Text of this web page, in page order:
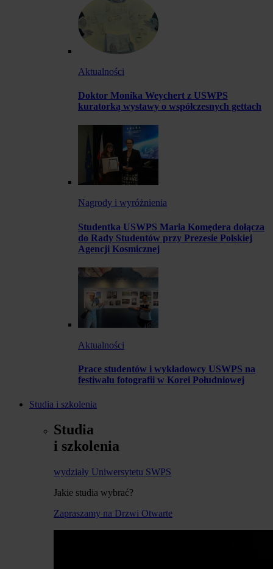
Aktualności
Doktor Monika Weychert z USWPS
kuratorką wystawy o współczesnych gettach
Nagrody i wyróżnienia
Studentka USWPS Maria Komędera dołącza
do Rady Studentów przy Prezesie Polskiej
Agencji Kosmicznej
Aktualności
Prace studentów i wykładowcy USWPS na
festiwalu fotografii w Korei Południowej
Studia i szkolenia
Studia
i szkolenia
wydziały Uniwersytetu SWPS
Jakie studia wybrać?
Zapraszamy na Drzwi Otwarte